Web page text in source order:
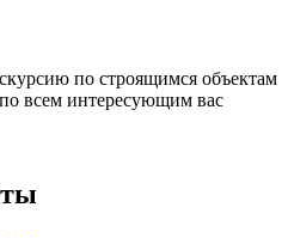
по строящимся объектам
всем интересующим вас